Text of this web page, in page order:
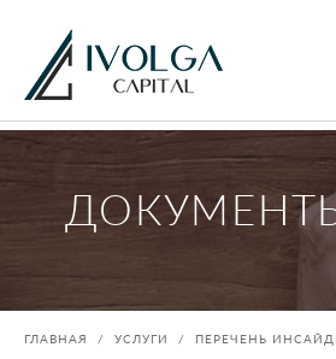
ГЛАВНАЯ УСЛУГИ ПЕРЕЧЕНЬ